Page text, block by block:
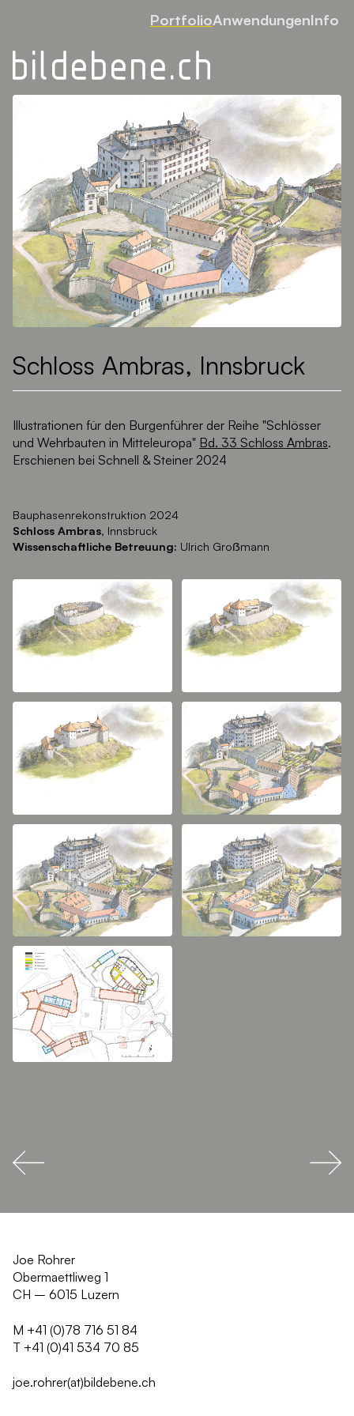
PortfolioAnwendungenInfo
Schloss Ambras, Innsbruck
Illustrationen für den Burgenführer der Reihe "Schlösser
und Wehrbauten in Mitteleuropa" Bd. 33 Schloss Ambras.
Erschienen bei Schnell & Steiner 2024
Bauphasenrekonstruktion 2024
Schloss Ambras, Innsbruck
Wissenschaftliche Betreuung: Ulrich Groẞmann
Joe Rohrer
Obermaettliweg 1
CH – 6015 Luzern
M +41 (0)78 716 51 84
T +41 (0)41 534 70 85
joe.rohrer(at)bildebene.ch